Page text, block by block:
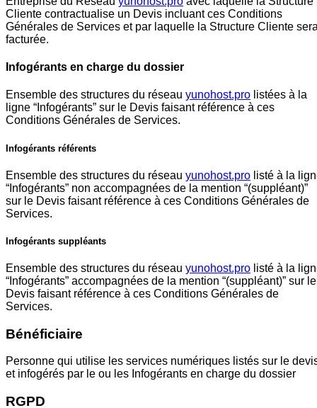
Cliente contractualise un Devis incluant ces Conditions
Générales de Services et par laquelle la Structure Cliente
facturée.
Infogérants en charge du dossier
Ensemble des structures du réseau yunohost.pro listées à la
ligne “Infogérants” sur le Devis faisant référence à ces
Conditions Générales de Services.
Infogérants référents
Ensemble des structures du réseau yunohost.pro listé à la
“Infogérants” non accompagnées de la mention “(suppléant)”
sur le Devis faisant référence à ces Conditions Générales de
Services.
Infogérants suppléants
Ensemble des structures du réseau yunohost.pro listé à la
“Infogérants” accompagnées de la mention “(suppléant)” sur le
Devis faisant référence à ces Conditions Générales de
Services.
Bénéficiaire
Personne qui utilise les services numériques listés sur le
et infogérés par le ou les Infogérants en charge du dossier
RGPD